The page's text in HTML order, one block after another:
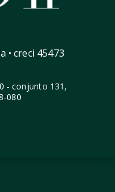
creci 45473
- conjunto 131,
080